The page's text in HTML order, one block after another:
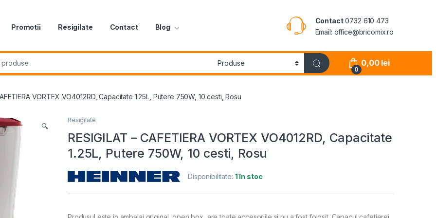
Promotii Resigilate Contact Blog
Contact0732 610 473
Email: office@bricomix.ro
0
0,00 lei
VORTEX VO4012RD, Capacitate 1.25L, Putere 750W, 10 cesti, Rosu
🔍
Resigilate
RESIGILAT – CAFETIERA VORTEX VO4012RD, Capacitate
1.25L, Putere 750W, 10 cesti, Rosu
Disponibilitate: 1 în stoc